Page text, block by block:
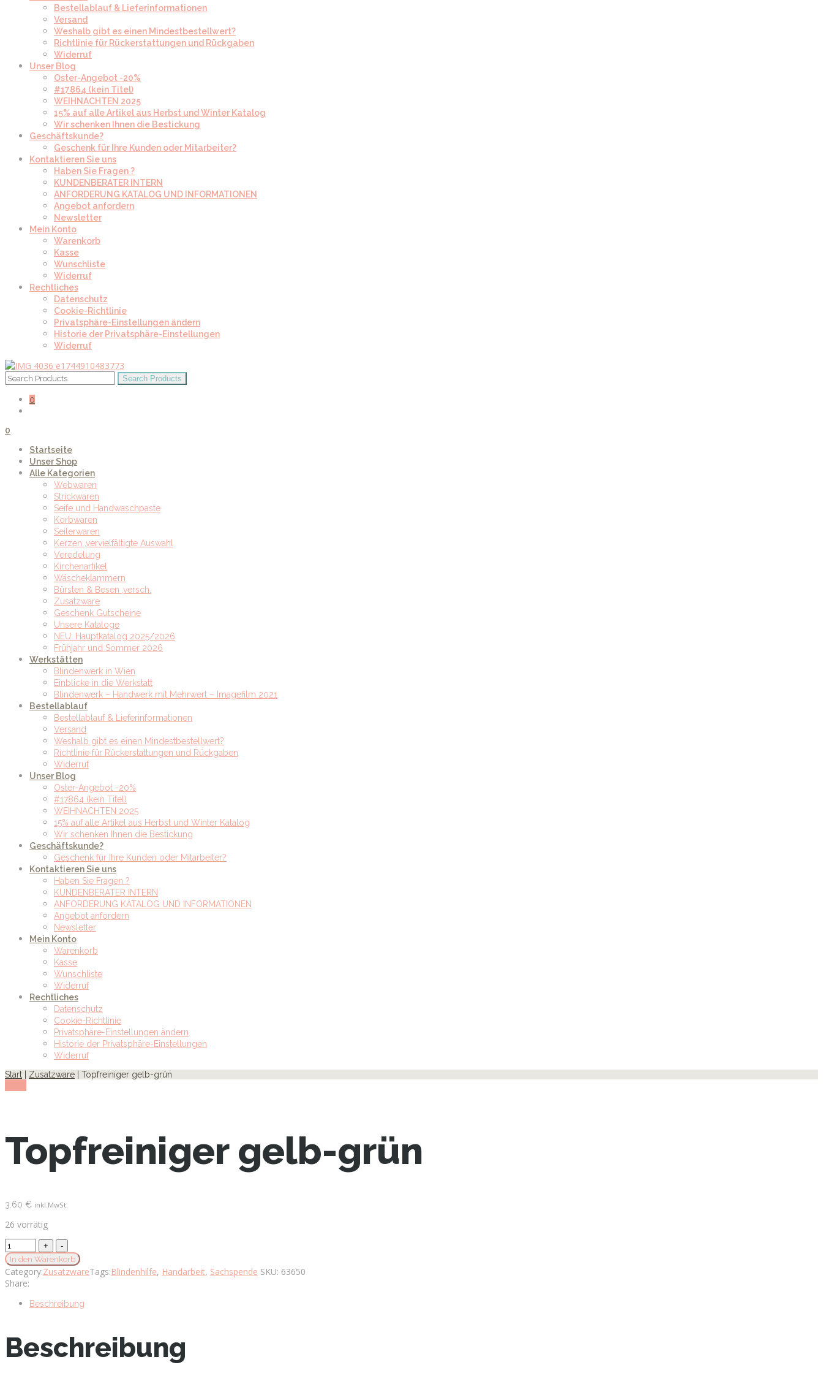
Bestellablauf & Lieferinformationen
Versand
Weshalb gibt es einen Mindestbestellwert?
Richtlinie für Rückerstattungen und Rückgaben
Widerruf
Unser Blog
Oster-Angebot -20%
#17864 (kein Titel)
WEIHNACHTEN 2025
15% auf alle Artikel aus Herbst und Winter Katalog
Wir schenken Ihnen die Bestickung
Geschäftskunde?
Geschenk für Ihre Kunden oder Mitarbeiter?
Kontaktieren Sie uns
Haben Sie Fragen ?
KUNDENBERATER INTERN
ANFORDERUNG KATALOG UND INFORMATIONEN
Angebot anfordern
Newsletter
Mein Konto
Warenkorb
Kasse
Wunschliste
Widerruf
Rechtliches
Datenschutz
Cookie-Richtlinie
Privatsphäre-Einstellungen ändern
Historie der Privatsphäre-Einstellungen
Widerruf
0
0
Startseite
Unser Shop
Alle Kategorien
Webwaren
Strickwaren
Seife und Handwaschpaste
Korbwaren
Seilerwaren
Kerzen ,vervielfältigte Auswahl
Veredelung
Kirchenartikel
Wäscheklammern
Bürsten & Besen ,versch.
Zusatzware
Geschenk Gutscheine
Unsere Kataloge
NEU: Hauptkatalog 2025/2026
Frühjahr und Sommer 2026
Werkstätten
Blindenwerk in Wien
Einblicke in die Werkstatt
Blindenwerk – Handwerk mit Mehrwert – Imagefilm 2021
Bestellablauf
Bestellablauf & Lieferinformationen
Versand
Weshalb gibt es einen Mindestbestellwert?
Richtlinie für Rückerstattungen und Rückgaben
Widerruf
Unser Blog
Oster-Angebot -20%
#17864 (kein Titel)
WEIHNACHTEN 2025
15% auf alle Artikel aus Herbst und Winter Katalog
Wir schenken Ihnen die Bestickung
Geschäftskunde?
Geschenk für Ihre Kunden oder Mitarbeiter?
Kontaktieren Sie uns
Haben Sie Fragen ?
KUNDENBERATER INTERN
ANFORDERUNG KATALOG UND INFORMATIONEN
Angebot anfordern
Newsletter
Mein Konto
Warenkorb
Kasse
Wunschliste
Widerruf
Rechtliches
Datenschutz
Cookie-Richtlinie
Privatsphäre-Einstellungen ändern
Historie der Privatsphäre-Einstellungen
Widerruf
Start
Zusatzware | Topfreiniger gelb-grün
Topfreiniger gelb-grün
3.60 € inkl.MwSt.
26 vorrätig
Topfreiniger
gelb-
grün
quantity
In den Warenkorb
Category:ZusatzwareTags:Blindenhilfe, Handarbeit, Sachspende SKU: 63650
Share:
Beschreibung
Beschreibung